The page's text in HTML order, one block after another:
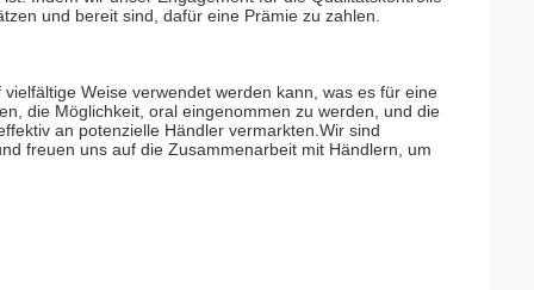
und bereit sind, dafür eine Prämie zu zahlen.
Weise verwendet werden kann, was es für eine
die Möglichkeit, oral eingenommen zu werden, und die
an potenzielle Händler vermarkten.Wir sind
freuen uns auf die Zusammenarbeit mit Händlern, um